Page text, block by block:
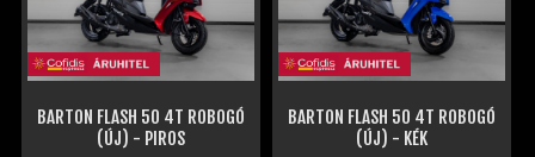
BARTON FLASH 50 4T ROBOGÓ
(ÚJ) - PIROS
BARTON FLASH 50 4T ROBOGÓ
(ÚJ) - KÉK